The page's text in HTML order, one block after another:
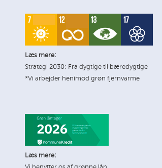
Læs mere:
Strategi 2030: Fra dygtige til bæredygtige
*Vi arbejder henimod grøn fjernvarme
Læs mere: